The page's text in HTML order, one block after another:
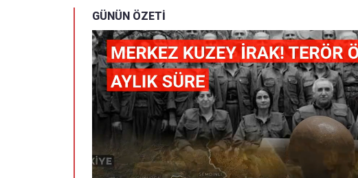
GÜNÜN ÖZETİ